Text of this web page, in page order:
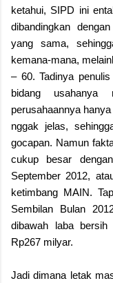
ketahui, SIPD ini
dibandingkan
yang sama,
kemana-mana,
– 60. Tadinya
bidang usahanya
perusahaannya
nggak jelas,
gocapan. Namun
cukup besar
September 2012,
ketimbang MAIN.
Sembilan Bulan
dibawah laba
Rp267 milyar.
Jadi dimana letak